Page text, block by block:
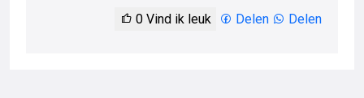
0 Vind ik leuk Delen Delen